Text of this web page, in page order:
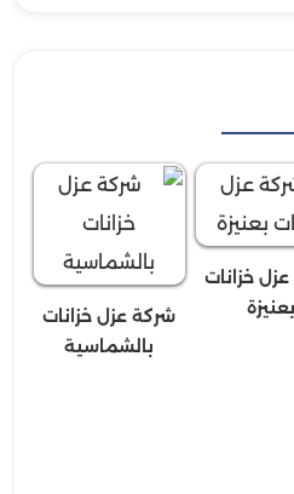
خزانات
بعنيزة
شركة عزل خزانات
بالشماسية